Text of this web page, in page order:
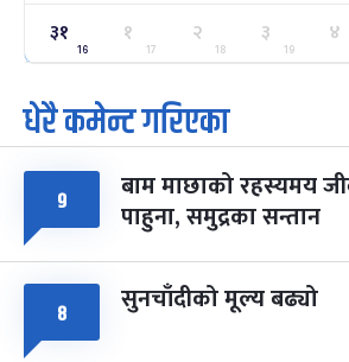
२५
मंगल
ग्याल्पो ल्होसार
फाल्गुन २५, २०८३ Mar 9, 2027
७
आइत
पूर्णिमा व्रत
चैत्र ७, २०८३-Mar 21, 2027
८ फागुपूर्णिमा
चैत्र ८, २०८३-Mar 22, 2027
३१
16
१
17
२
18
३
19
४
धेरै कमेन्ट गरिएका
९ बाम माछाको रहस्यमय
पाहुना, समुद्रका सन्तान
८ सुनचाँदीको मूल्य बढ्यो